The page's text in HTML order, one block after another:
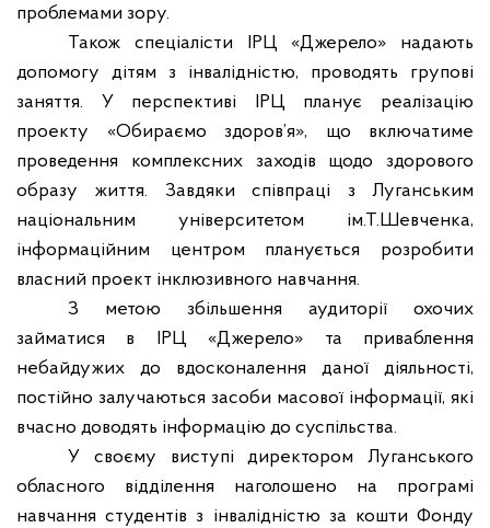
проблемами зору.
Також спеціалісти ІРЦ «Джерело» надають
допомогу дітям з інвалідністю, проводять групові
заняття. У перспективі ІРЦ планує реалізацію
проекту «Обираємо здоров’я», що включатиме
проведення комплексних заходів щодо здорового
образу життя. Завдяки співпраці з Луганським
національним університетом ім.Т.Шевченка,
інформаційним центром планується розробити
власний проект інклюзивного навчання.
З метою збільшення аудиторії охочих
займатися в ІРЦ «Джерело» та приваблення
небайдужих до вдосконалення даної діяльності,
постійно залучаються засоби масової інформації, які
вчасно доводять інформацію до суспільства.
У своєму виступі директором Луганського
обласного відділення наголошено на програмі
навчання студентів з інвалідністю за кошти Фонду